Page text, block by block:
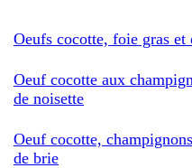
Oeufs cocotte, foie gras et
Oeuf cocotte aux
de noisette
Oeuf cocotte,
de brie